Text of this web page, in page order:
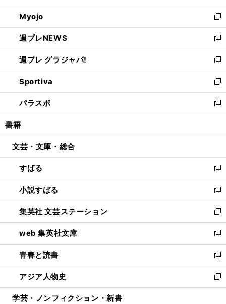
開
く
ウ
で
開
く
ン
ド
ウ
で
開
く
ウ
ィ
ン
ド
ウ
で
開
く
Myojo
新
し
い
ウ
ィ
ン
ド
ウ
で
開
週プレNEWS
新
し
い
ウ
ィ
ン
ド
ウ
開
週プレ グラジャパ!
新
し
い
ウ
ィ
ン
ウ
開
く
Sportiva
新
し
い
ウ
ン
ウ
で
開
く
パラスポ
新
し
ウ
ン
ド
ウ
で
開
く
書籍
文芸・文庫・総合
すばる
新
し
い
ウ
ィ
ン
ド
ウ
で
開
く
小説すばる
新
し
い
ウ
ィ
ン
ド
ウ
で
開
集英社 文芸ステーション
新
し
い
ウ
ィ
ン
ド
ウ
web 集英社文庫
新
し
い
ウ
ィ
ン
青春と読書
新
し
い
ウ
アジア人物史
新
し
学芸・ノンフィクション・新書